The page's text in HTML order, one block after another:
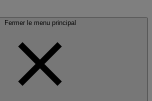
Fermer le menu principal